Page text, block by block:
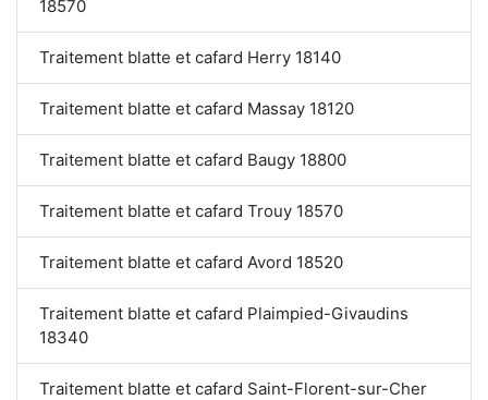
18570
Traitement blatte et cafard Herry 18140
Traitement blatte et cafard Massay 18120
Traitement blatte et cafard Baugy 18800
Traitement blatte et cafard Trouy 18570
Traitement blatte et cafard Avord 18520
Traitement blatte et cafard Plaimpied-Givaudins
18340
Traitement blatte et cafard Saint-Florent-sur-Cher